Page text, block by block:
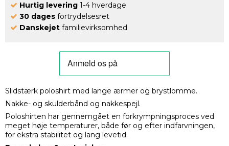
Hurtig levering 1-4 hverdage
30 dages fortrydelsesret
Danskejet familievirksomhed
Slidstærk poloshirt med lange ærmer og brystlomme.
Nakke- og skulderbånd og nakkespejl.
Poloshirten har gennemgået en forkrympningsproces ved
meget høje temperaturer, både før og efter indfarvningen,
for ekstra stabilitet og lang levetid.